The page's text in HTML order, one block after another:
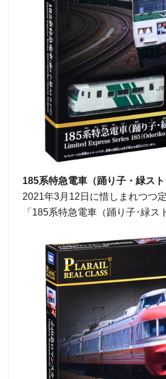
185系特急電車（踊り子・緑スト
2021年3月12日に惜しまれつつ
「185系特急電車（踊り子･緑ス